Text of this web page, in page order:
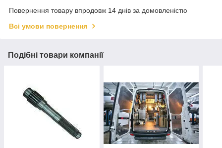
Повернення товару впродовж 14 днів за домовленістю
Всі умови повернення
Подібні товари компанії